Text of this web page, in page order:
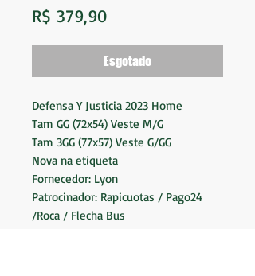
R$ 379,90Preço
Esgotado
Defensa Y Justicia 2023 Home
Tam GG (72x54) Veste M/G
Tam 3GG (77x57) Veste G/GG
Nova na etiqueta
Fornecedor: Lyon
Patrocinador: Rapicuotas / Pago24
/Roca / Flecha Bus